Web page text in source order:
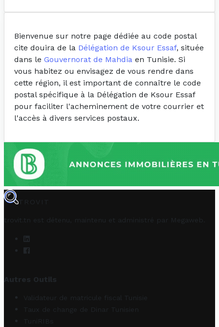
Bienvenue sur notre page dédiée au code postal
cite douira de la Délégation de Ksour Essaf, située
dans le Gouvernorat de Mahdia en Tunisie. Si
vous habitez ou envisagez de vous rendre dans
cette région, il est important de connaître le code
postal spécifique à la Délégation de Ksour Essaf
pour faciliter l'acheminement de votre courrier et
l'accès à divers services postaux.
TROVIT
trovit.tn est détenu, maintenu et administré par Megaweb
Autres Outils
Validateur de matricule fiscal Tunisie
Taux de change de Dinar Tunisien
TuniRIBs